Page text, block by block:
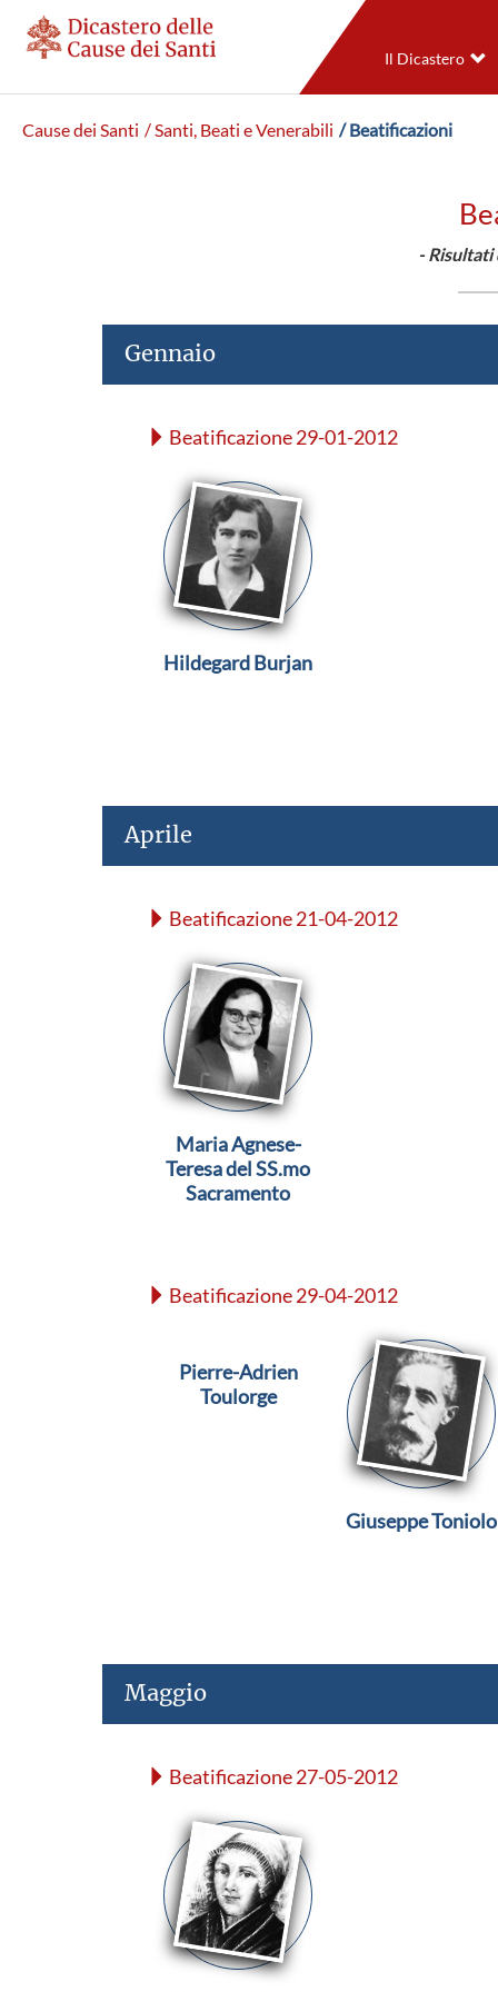
Il Dicastero
Cause dei Santi / Santi, Beati e Venerabili / Beatificazioni
-
Gennaio
Beatificazione 29-01-2012
Hildegard Burjan
Aprile
Beatificazione 21-04-2012
Maria Agnese-
Teresa del SS.mo
Sacramento
Beatificazione 29-04-2012
Pierre-Adrien
Toulorge
Giuseppe Toniolo
Maggio
Beatificazione 27-05-2012